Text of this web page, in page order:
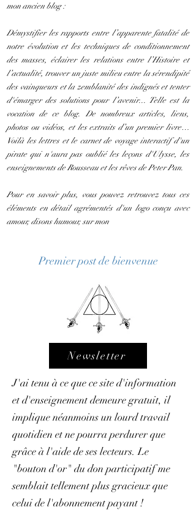
mon ancien blog :
Démystifier les rapports entre l’apparente fatalité de
notre évolution et les techniques de conditionnement
des masses, éclairer les relations entre l’Histoire et
l’actualité, trouver un juste milieu entre la sérendipité
des vainqueurs et la zemblanité des indignés et tenter
d'émarger des solutions pour l’avenir... Telle est la
vocation de ce blog. De nombreux articles, liens,
photos ou vidéos, et les extraits d’un premier livre…
Voilà les lettres et le carnet de voyage interactif d'un
pirate qui n'aura pas oublié les leçons d'Ulysse, les
enseignements de Rousseau et les rêves de Peter Pan.
Pour en savoir plus, vous pouvez retrouvez tous ces
éléments en détail agrémentés d'un logo conçu avec
amour, disons humour, sur mon
Premier post de bienvenue
Newsletter
J'ai tenu à ce que ce site d'information
et d'enseignement demeure gratuit, il
implique néanmoins un lourd travail
quotidien et ne pourra perdurer que
grâce à l'aide de ses lecteurs. Le
"bouton d'or" du don participatif me
semblait tellement plus gracieux que
celui de l'abonnement payant !